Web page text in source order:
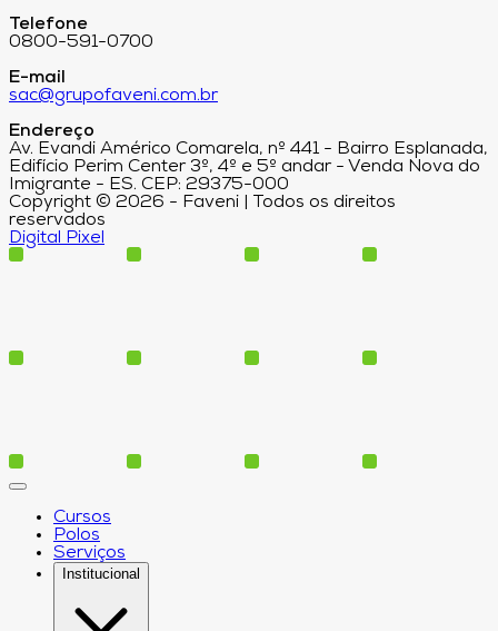
Telefone
0800-591-0700
E-mail
sac@grupofaveni.com.br
Endereço
Av. Evandi Américo Comarela, nº 441 - Bairro Esplanada,
Edifício Perim Center 3º, 4º e 5º andar - Venda Nova do
Imigrante - ES. CEP: 29375-000
Copyright © 2026 - Faveni | Todos os direitos
reservados
Digital Pixel
Cursos
Polos
Serviços
Institucional